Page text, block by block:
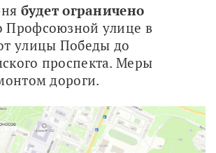
будет ограничено
Профсоюзной улице в
улицы Победы до
проспекта. Меры
дороги.